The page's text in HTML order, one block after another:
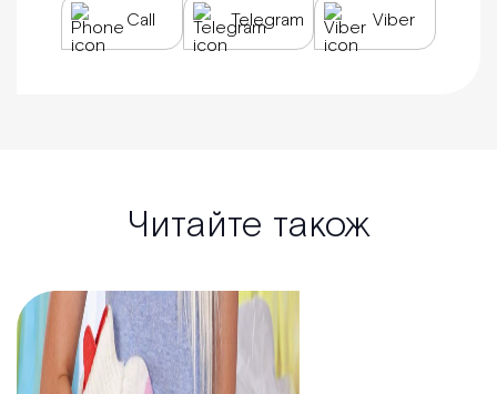
Call Telegram Viber
Читайте також